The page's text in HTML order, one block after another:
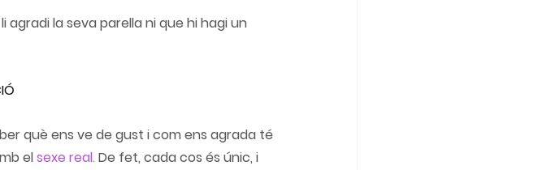
la seva parella ni que hi hagi un
què ens ve de gust i com ens agrada té
el sexe real. De fet, cada cos és únic, i